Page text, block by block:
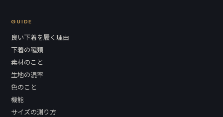
GUIDE
良い下着を履く理由
下着の種類
素材のこと
生地の混率
色のこと
機能
サイズの測り方